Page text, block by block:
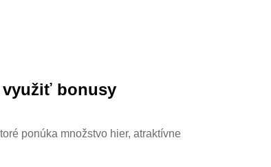
využiť bonusy
ponúka množstvo hier, atraktívne